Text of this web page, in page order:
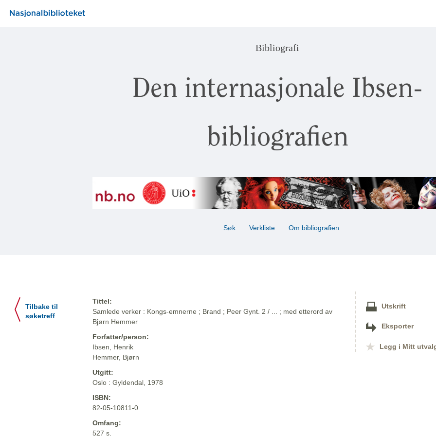
Bibliografi
Den internasjonale Ibsen-
bibliografien
Søk Verkliste Om bibliografien
Tilbake til
søketreff
Tittel:
Samlede verker : Kongs-emnerne ; Brand ; Peer Gynt. 2 / ... ; med etterord av
Bjørn Hemmer
Forfatter/person:
Ibsen, Henrik
Hemmer, Bjørn
Utgitt:
Oslo : Gyldendal, 1978
ISBN:
82-05-10811-0
Omfang:
527 s.
Utskrift
Eksporter
Legg i Mitt